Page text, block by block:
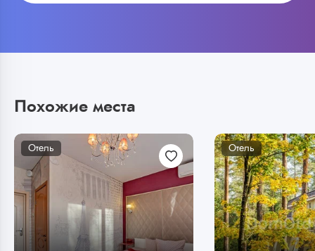
Похожие места
Отель Отель